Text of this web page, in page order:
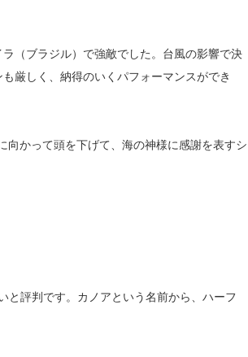
（ブラジル）で強敵でした。台風の影響で決
厳しく、納得のいくパフォーマンスができ
向かって頭を下げて、海の神様に感謝を表すシ
と評判です。カノアという名前から、ハーフ